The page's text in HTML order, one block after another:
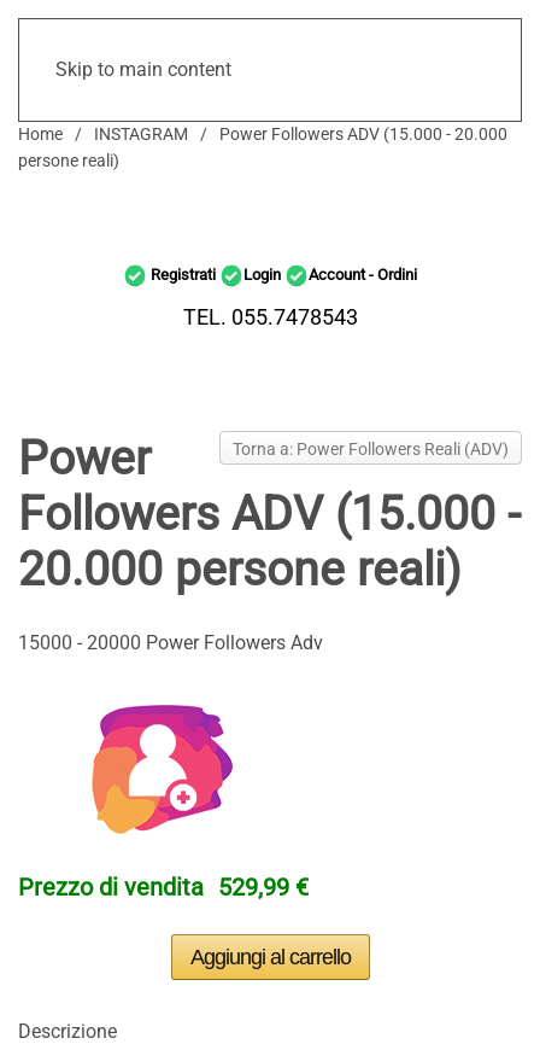
Skip to main content
Home INSTAGRAM
Power Followers ADV (15.000 - 20.000
persone reali)
Registrati Login Account - Ordini
TEL. 055.7478543
Torna a: Power Followers Reali (ADV)
Power
Followers ADV (15.000 -
20.000 persone reali)
15000 - 20000 Power Followers Adv
Prezzo di vendita 529,99 €
Descrizione